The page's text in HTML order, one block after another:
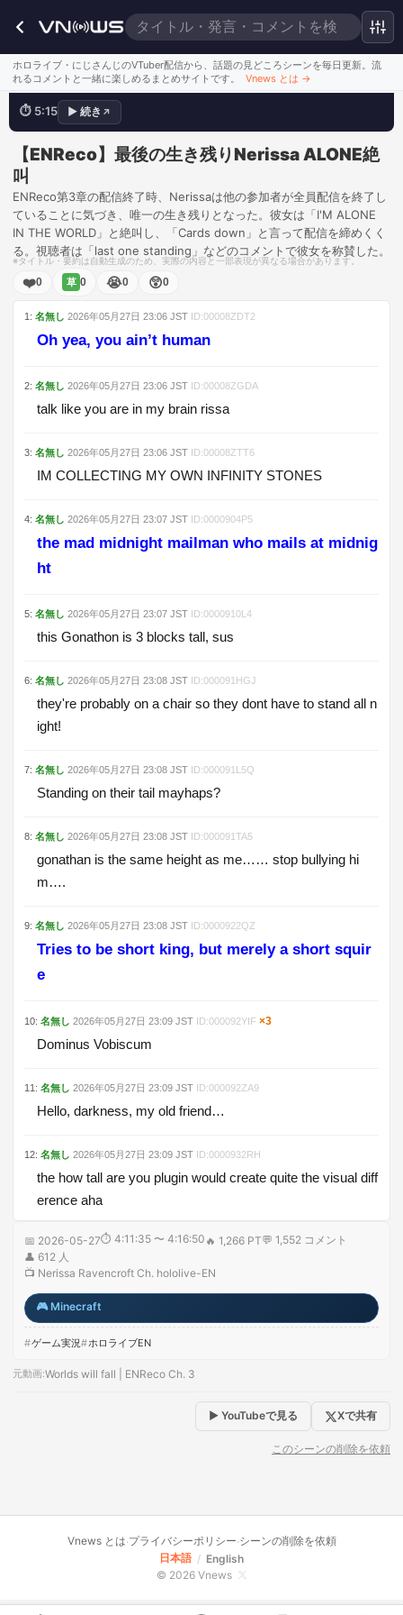
ホロライブ・にじさんじのVTuber配信から、話題の見どころシーンを毎日更新。流
れるコメントと一緒に楽しめるまとめサイトです。
Vnews とは →
💬Last one standing
I'M ALONE
⏱ 5:15 ▶ 続き ↗
【ENReco】最後の生き残りNerissa ALONE絶
叫
ENReco第3章の配信終了時、Nerissaは他の参加者が全員配信を終了し
ていることに気づき、唯一の生き残りとなった。彼女は「I'M ALONE
IN THE WORLD」と絶叫し、「Cards down」と言って配信を締めくく
る。視聴者は「last one standing」などのコメントで彼女を称賛した。
※タイトル・要約は自動生成のため、実際の内容と一部表現が異なる場合があります。
❤️0 草 0 😭0 😲0
1 : 名無し 2026年05月27日 23:06 JST ID:00008ZDT2
Oh yea, you ain’t human
2: 名無し 2026年05月27日 23:06 JST ID:00008ZGDA
talk like you are in my brain rissa
3: 名無し 2026年05月27日 23:06 JST ID:00008ZTT6
IM COLLECTING MY OWN INFINITY STONES
4: 名無し 2026年05月27日 23:07 JST ID:0000904P5
the mad midnight mailman who mails at midnig
ht
5: 名無し 2026年05月27日 23:07 JST ID:0000910L4
this Gonathon is 3 blocks tall, sus
6: 名無し 2026年05月27日 23:08 JST ID:000091HGJ
they're probably on a chair so they dont have to stand all n
ight!
7: 名無し 2026年05月27日 23:08 JST ID:000091L5Q
Standing on their tail mayhaps?
8: 名無し 2026年05月27日 23:08 JST ID:000091TA5
gonathan is the same height as me…… stop bullying hi
m….
9: 名無し 2026年05月27日 23:08 JST ID:0000922QZ
Tries to be short king, but merely a short squir
e
10: 名無し 2026年05月27日 23:09 JST ID:000092YIF ×3
Dominus Vobiscum
11 : 名無し 2026年05月27日 23:09 JST ID:000092ZA9
Hello, darkness, my old friend…
12: 名無し 2026年05月27日 23:09 JST ID:0000932RH
the how tall are you plugin would create quite the visual diff
erence aha
📅 2026-05-27⏱ 4:11:35 〜 4:16:50 🔥 1,266 PT💬 1,552 コメント
👤 612 人
📺 Nerissa Ravencroft Ch. hololive-EN
🎮 Minecraft
ゲーム実況 ホロライブEN
元動画:Worlds will fall | ENReco Ch. 3
▶ YouTubeで見る Xで共有
このシーンの削除を依頼
Vnews とは·プライバシーポリシー·シーンの削除を依頼
日本語 / English
© 2026 Vnews